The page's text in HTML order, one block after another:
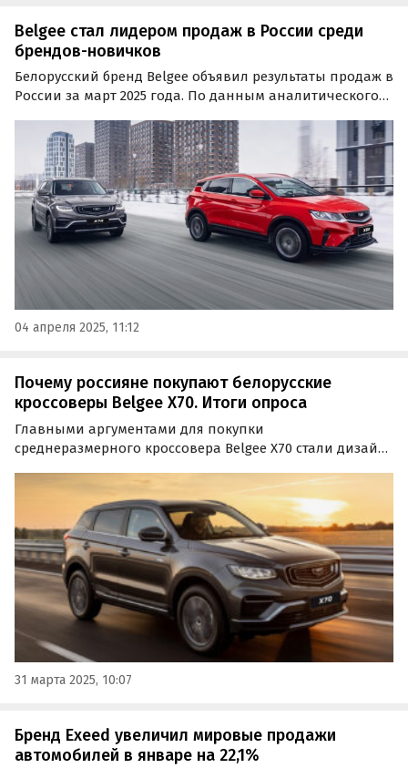
Belgee стал лидером продаж в России среди
брендов-новичков
Белорусский бренд Belgee объявил результаты продаж в
России за март 2025 года. По данным аналитического
«десятку» самых популярных автобрендов на рынке, а
по итогам первого месяца весны стал лидером…
04 апреля 2025, 11:12
Почему россияне покупают белорусские
кроссоверы Belgee X70. Итоги опроса
Главными аргументами для покупки
среднеразмерного кроссовера Belgee X70 стали дизайн
выгодное ценовое предложение от официальных
дилерских центров марки.
31 марта 2025, 10:07
Бренд Exeed увеличил мировые продажи
автомобилей в январе на 22,1%